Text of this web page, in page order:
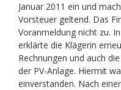
Januar 2011 ein und
Vorsteuer geltend. Das
Voranmeldung nicht zu.
erklärte die Klägerin
Rechnungen und auch
der PV-Anlage. Hiermit
einverstanden. Nach